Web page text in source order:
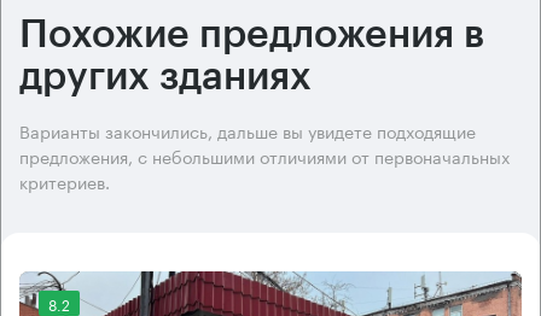
Похожие предложения в
других зданиях
Варианты закончились, дальше вы увидете подходящие
предложения, с небольшими отличиями от первоначальных
критериев.
8.2